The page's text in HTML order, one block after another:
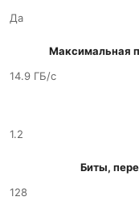
Да
Максимальная
14.9 ГБ/с
1.2
Биты,
128